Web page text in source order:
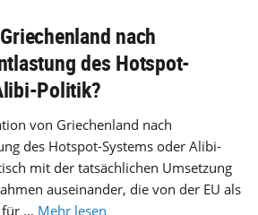
nach
des Hotspot-
Politik?
von Griechenland nach
des Hotspot-Systems oder Alibi-
mit der tatsächlichen Umsetzung
auseinander, die von der EU als
für ... Mehr lesen